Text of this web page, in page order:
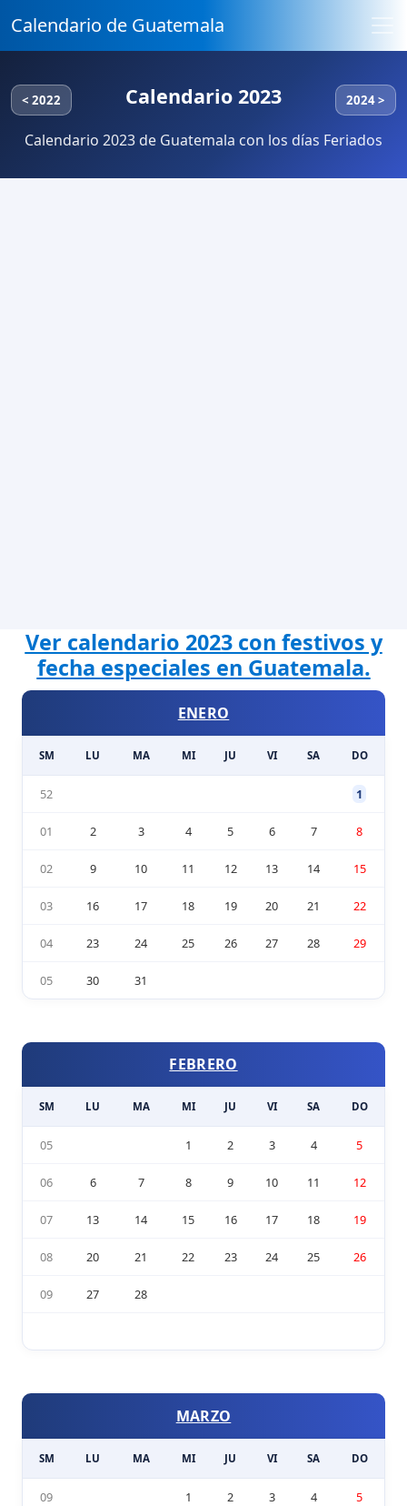
Calendario de Guatemala
< 2022 Calendario 2023 2024 >
Calendario 2023 de Guatemala con los días Feriados
Ver calendario 2023 con festivos y
fecha especiales en Guatemala.
ENERO
SM LU MA MI JU VI SA DO
52 1
01 2 3 4 5 6 7 8
02 9 10 11 12 13 14 15
03 16 17 18 19 20 21 22
04 23 24 25 26 27 28 29
05 30 31
FEBRERO
SM LU MA MI JU VI SA DO
05 1 2 3 4 5
06 6 7 8 9 10 11 12
07 13 14 15 16 17 18 19
08 20 21 22 23 24 25 26
09 27 28
MARZO
SM LU MA MI JU VI SA DO
09 1 2 3 4 5